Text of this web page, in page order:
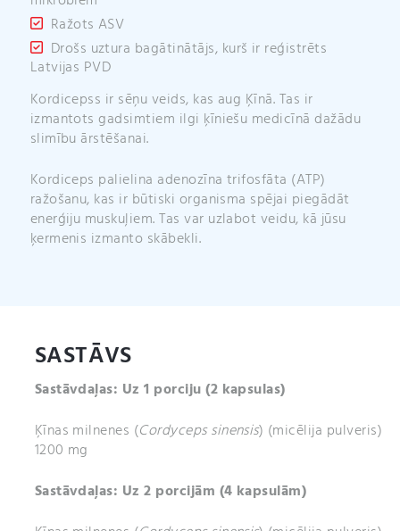
Ražots ASV
Drošs uztura bagātinātājs, kurš ir reģistrēts
Latvijas PVD
Kordicepss ir sēņu veids, kas aug Ķīnā. Tas ir
izmantots gadsimtiem ilgi ķīniešu medicīnā dažādu
slimību ārstēšanai.
Kordiceps palielina adenozīna trifosfāta (ATP)
ražošanu, kas ir būtiski organisma spējai piegādāt
enerģiju muskuļiem. Tas var uzlabot veidu, kā jūsu
ķermenis izmanto skābekli.
SASTĀVS
Sastāvdaļas: Uz 1 porciju (2 kapsulas)
Ķīnas milnenes (Cordyceps sinensis) (micēlija pulveris)
1200 mg
Sastāvdaļas: Uz 2 porcijām (4 kapsulām)